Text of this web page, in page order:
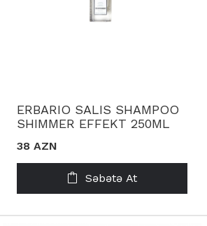
ERBARIO SALIS SHAMPOO
SHIMMER EFFEKT 250ML
38 AZN
Səbətə At